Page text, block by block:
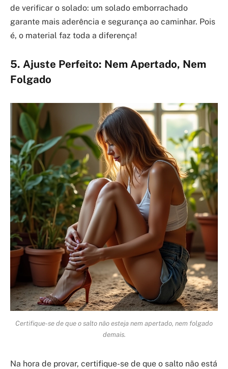
de verificar o solado: um solado emborrachado
garante mais aderência e segurança ao caminhar. Pois
é, o material faz toda a diferença!
5. Ajuste Perfeito: Nem Apertado, Nem
Folgado
Certifique-se de que o salto não esteja nem apertado, nem folgado
demais.
Na hora de provar, certifique-se de que o salto não está